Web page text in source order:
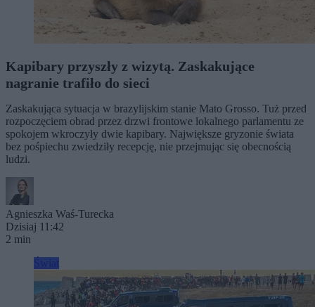
Kapibary przyszły z wizytą. Zaskakujące
nagranie trafiło do sieci
Zaskakująca sytuacja w brazylijskim stanie Mato Grosso. Tuż przed
rozpoczęciem obrad przez drzwi frontowe lokalnego parlamentu ze
spokojem wkroczyły dwie kapibary. Największe gryzonie świata
bez pośpiechu zwiedziły recepcję, nie przejmując się obecnością
ludzi.
Agnieszka Waś-Turecka
Dzisiaj 11:42
2 min